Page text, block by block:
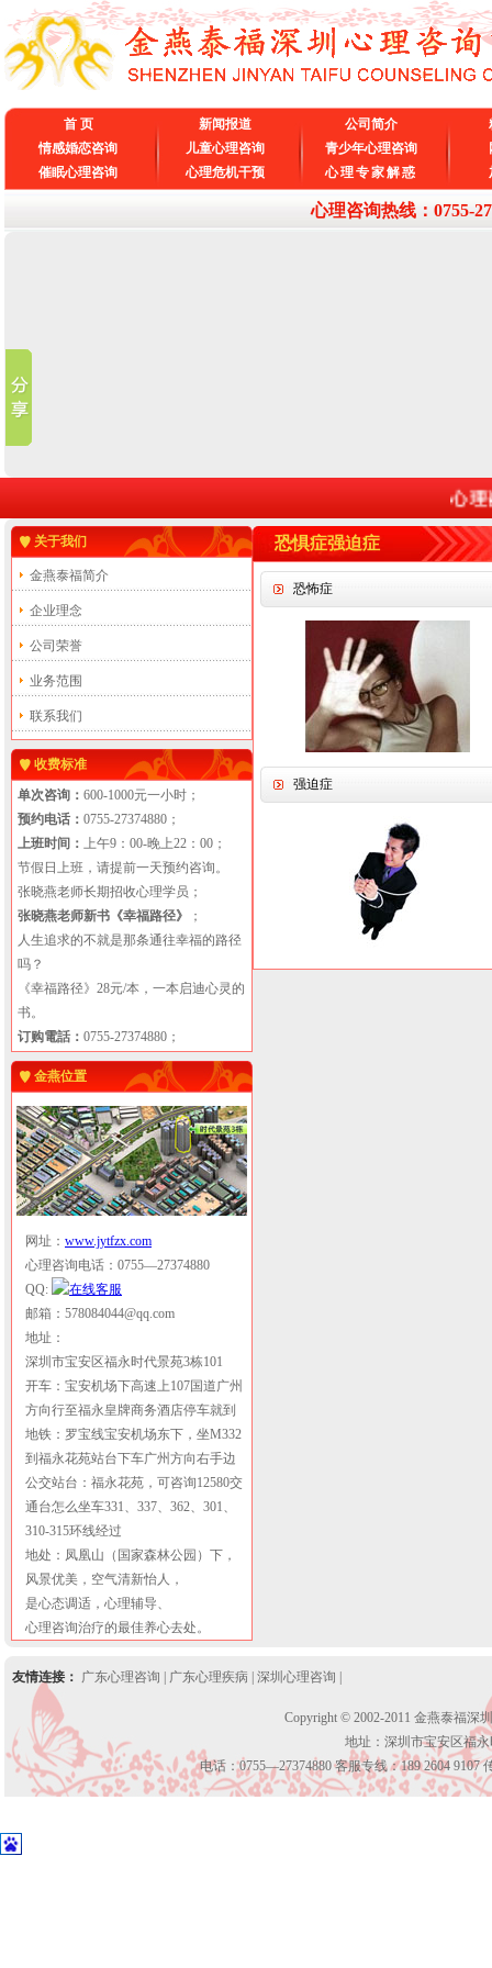
首 页 新闻报道 公司简介
情感婚恋咨询
儿童心理咨询 青少年心理咨询
催眠心理咨询
心理危机干预 心理专家解惑
心理咨询热线：0755-
心
关于我们
金燕泰福简介
企业理念
公司荣誉
业务范围
联系我们
收费标准
单次咨询： 600-1000元一小时；
预约电话： 0755-27374880；
上班时间： 上午9：00-晚上22：00；
节假日上班，请提前一天预约咨询。
张晓燕老师长期招收心理学员；
张晓燕老师新书《幸福路径》
；
人生追求的不就是那条通往幸福的路径
吗？
《幸福路径》28元/本，一本启迪心灵的
书。
订购電話： 0755-27374880；
金燕位置
网址： www.jytfzx.com
心理咨询电话：0755—27374880
QQ:
邮箱：578084044@qq.com
地址：
深圳市宝安区福永时代景苑3栋101
开车：宝安机场下高速上107国道广州
方向行至福永皇牌商务酒店停车就到
地铁：罗宝线宝安机场东下，坐M332
到福永花苑站台下车广州方向右手边
公交站台：福永花苑，可咨询12580交
通台怎么坐车331、337、362、301、
310-315环线经过
地处：凤凰山（国家森林公园）下，
风景优美，空气清新怡人，
是心态调适，心理辅导、
心理咨询治疗的最佳养心去处。
恐惧症强迫症
恐怖症
强迫症
友情连接： 广东心理咨询 广东心理疾病 深圳心理咨询
Copyright © 2002-2011 金燕泰福深
地址：深圳市宝安区福
电话：0755—27374880 客服专线：189 2604 9107